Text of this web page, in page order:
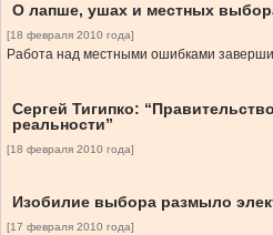
О лапше, ушах и местных
[18 февраля 2010 года]
Работа над местными ошибками
Сергей Тигипко:
реальности”
[18 февраля 2010 года]
Изобилие выбора размыло
[17 февраля 2010 года]